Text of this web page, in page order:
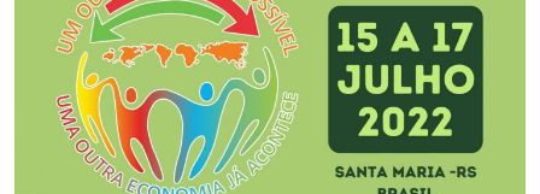
Secretaria-Geral
Secretaria de Governo
Gabinete de Segurança Institucional